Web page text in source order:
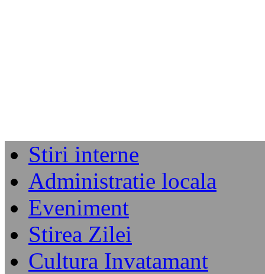
Stiri interne
Administratie locala
Eveniment
Stirea Zilei
Cultura Invatamant